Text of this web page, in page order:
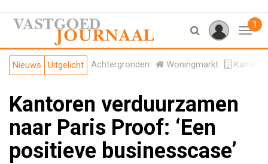
1
Nieuws Uitgelicht Achtergronden Woningmarkt
Kantoren verduurzamen
naar Paris Proof: ‘Een
positieve businesscase’